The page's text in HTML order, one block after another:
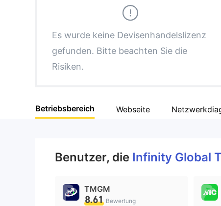
6
7
8
9
4
6
7
8
9
9
Es wurde keine Devisenhandelslizenz
gefunden. Bitte beachten Sie die
Risiken.
Betriebsbereich Webseite
Benutzer, die Infinity Global
TMGM
8.61 Bewertung